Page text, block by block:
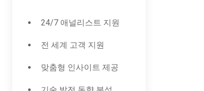
24/7 애널리스트 지원
전 세계 고객 지원
맞춤형 인사이트 제공